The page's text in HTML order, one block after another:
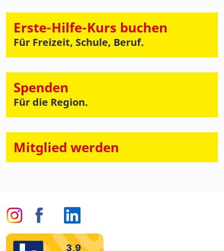
Erste-Hilfe-Kurs buchen
Für Freizeit, Schule, Beruf.
Spenden
Für die Region.
Mitglied werden